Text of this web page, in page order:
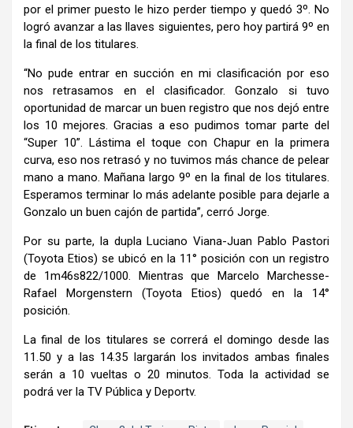
por el primer puesto le hizo perder tiempo y quedó 3º. No
logró avanzar a las llaves siguientes, pero hoy partirá 9º en
la final de los titulares.
“No pude entrar en succión en mi clasificación por eso
nos retrasamos en el clasificador. Gonzalo si tuvo
oportunidad de marcar un buen registro que nos dejó entre
los 10 mejores. Gracias a eso pudimos tomar parte del
“Super 10”. Lástima el toque con Chapur en la primera
curva, eso nos retrasó y no tuvimos más chance de pelear
mano a mano. Mañana largo 9º en la final de los titulares.
Esperamos terminar lo más adelante posible para dejarle a
Gonzalo un buen cajón de partida”, cerró Jorge.
Por su parte, la dupla Luciano Viana-Juan Pablo Pastori
(Toyota Etios) se ubicó en la 11° posición con un registro
de 1m46s822/1000. Mientras que Marcelo Marchesse-
Rafael Morgenstern (Toyota Etios) quedó en la 14°
posición.
La final de los titulares se correrá el domingo desde las
11.50 y a las 14.35 largarán los invitados ambas finales
serán a 10 vueltas o 20 minutos. Toda la actividad se
podrá ver la TV Pública y Deportv.